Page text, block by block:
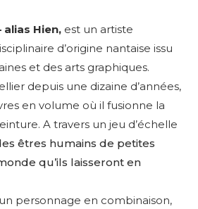
alias Hien, est un artiste
d’origine nantaise issu
et des arts graphiques.
depuis une dizaine d’années,
en volume où il fusionne la
A travers un jeu d’échelle
êtres humains de petites
qu’ils laisseront en
personnage en combinaison,